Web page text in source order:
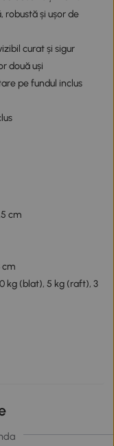
robustă și ușor de
curat și sigur
două uși
pe fundul inclus
cm
cm
kg (blat), 5 kg (raft), 3